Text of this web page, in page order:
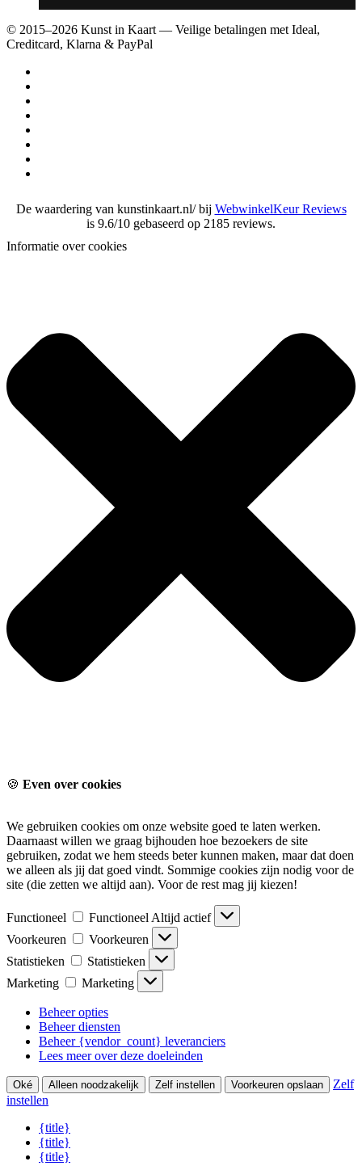
© 2015–2026 Kunst in Kaart — Veilige betalingen met Ideal,
Creditcard, Klarna & PayPal
De waardering van kunstinkaart.nl/ bij WebwinkelKeur Reviews
is 9.6/10 gebaseerd op 2185 reviews.
Informatie over cookies
🍪 Even over cookies
We gebruiken cookies om onze website goed te laten werken.
Daarnaast willen we graag bijhouden hoe bezoekers de site
gebruiken, zodat we hem steeds beter kunnen maken, maar dat doen
we alleen als jij dat goed vindt. Sommige cookies zijn nodig voor de
site (die zetten we altijd aan). Voor de rest mag jij kiezen!
Functioneel Functioneel Altijd actief
Voorkeuren
Voorkeuren
Statistieken
Statistieken
Marketing
Marketing
Beheer opties
Beheer diensten
Beheer {vendor_count} leveranciers
Lees meer over deze doeleinden
Oké Alleen noodzakelijk Zelf instellen Voorkeuren opslaan
Zelf
instellen
{title}
{title}
{title}